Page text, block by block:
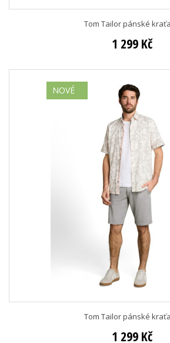
Tom Tailor pánské
1 299 Kč
NOVÉ
Tom Tailor pánské
1 299 Kč